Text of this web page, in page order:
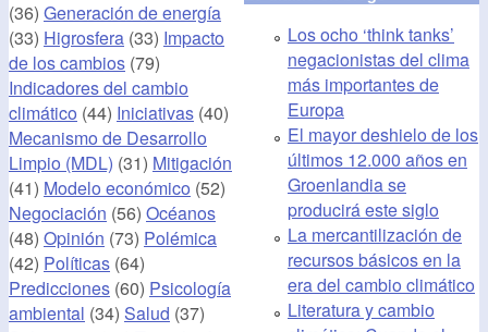
(36) Generación de energía
(33) Higrosfera (33) Impacto
de los cambios (79)
Indicadores del cambio
climático (44) Iniciativas (40)
Mecanismo de Desarrollo
Limpio (MDL) (31) Mitigación
(41) Modelo económico (52)
Negociación (56) Océanos
(48) Opinión (73) Polémica
(42) Políticas (64)
Predicciones (60) Psicología
ambiental (34) Salud (37)
Los ocho ‘think tanks’
negacionistas del clima
más importantes de
Europa
El mayor deshielo de los
últimos 12.000 años en
Groenlandia se
producirá este siglo
La mercantilización de
recursos básicos en la
era del cambio climático
Literatura y cambio